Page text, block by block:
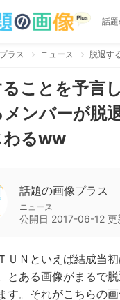
話題
ラス ニュース
ことを予言
ンバーが脱
わるww
話題の画像プラス
ニュース
公開日 2017-06-12 更
ＵＮといえば結成当
とある画像がまるで
す。それがこちらの